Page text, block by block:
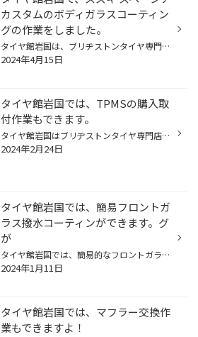
カスタムのボディガラスコーティン
グの作業をしました。
タイヤ館岩国は、ブリヂストンタイヤ専門店になります。 しかしながら、ボディのガラスコーティング作業も外注でしております。 今回は最近納車したばかりのスペーシアカスタムのお客様からの依頼でガラスコーティングをさせていただきました。 まずは、水で濡らして現状確認してから洗車をします。...
2024年4月15日
タイヤ館岩国では、TPMSの購入取
付作業もできます。
タイヤ館岩国はブリヂストンタイヤ専門店になります。 タイヤは空気圧をきちんと管理しないと性能を発揮できません。 そこで！今回取付するのはコチラ！！ TPMS MR LITEになります。 取付する車は当店に初入庫のHONDA ZR-Vになります。 TPMSの受信機の電源を取るのに運転席側のエアコン吹き出し口付...
2024年2月24日
タイヤ館岩国では、簡易フロントガ
ラス撥水コーティンができます。グ
が
タイヤ館岩国では、簡易的なフロントガラスの撥水コーティングをしております。 まずは、霧吹きでフロントガラスをきれいにしておきます。 一度吹き上げてから専用の撥水ガラスコーティング材を吹き付けしていきます。 吹き付けしてからは塗り込む様に拭いていきます。 ガラス撥水をすると雨の日の...
2024年1月11日
タイヤ館岩国では、マフラー交換作
業もできますよ！